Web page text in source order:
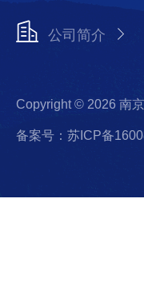
公司简介
Copyright © 2026 南
备案号：苏ICP备